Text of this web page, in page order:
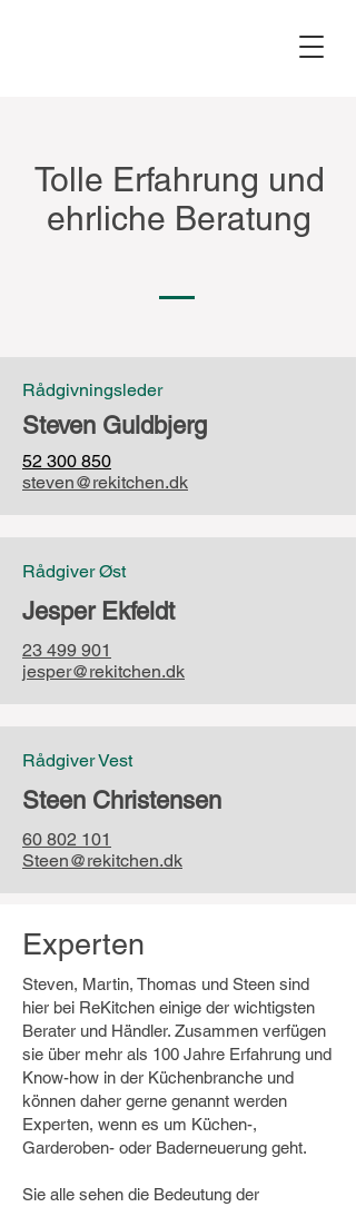
Tolle Erfahrung und
ehrliche Beratung
Rådgivningsleder
Steven Guldbjerg
52 300 850
steven@rekitchen.dk
Rådgiver Øst
Jesper Ekfeldt
23 499 901
jesper@rekitchen.dk
Rådgiver Vest
Steen Christensen
60 802 101
Steen@rekitchen.dk
Experten
Steven, Martin, Thomas und Steen sind
hier bei ReKitchen einige der wichtigsten
Berater und Händler. Zusammen verfügen
sie über mehr als 100 Jahre Erfahrung und
Know-how in der Küchenbranche und
können daher gerne genannt werden
Experten, wenn es um Küchen-,
Garderoben- oder Baderneuerung geht.
Sie alle sehen die Bedeutung der